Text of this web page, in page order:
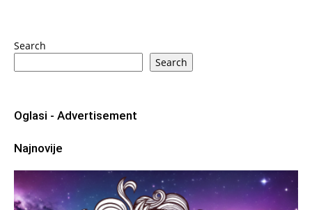
Search
Search
Oglasi - Advertisement
Najnovije